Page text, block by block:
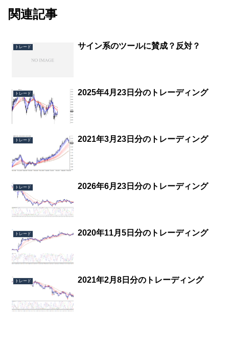
関連記事
トレード サイン系のツールに賛成？反対？
トレード 2025年4月23日分のトレーディング
トレード 2021年3月23日分のトレーディング
トレード 2026年6月23日分のトレーディング
トレード 2020年11月5日分のトレーディング
トレード 2021年2月8日分のトレーディング